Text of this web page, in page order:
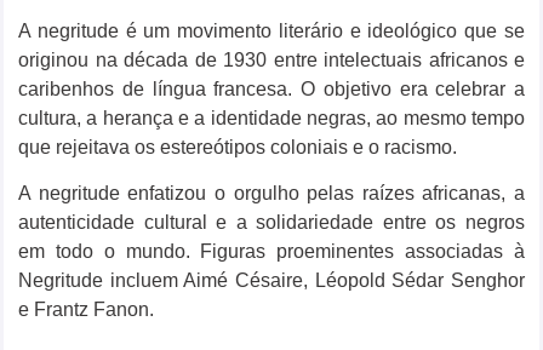
A negritude é um movimento literário e ideológico que se
originou na década de 1930 entre intelectuais africanos e
caribenhos de língua francesa. O objetivo era celebrar a
cultura, a herança e a identidade negras, ao mesmo tempo
que rejeitava os estereótipos coloniais e o racismo.
A negritude enfatizou o orgulho pelas raízes africanas, a
autenticidade cultural e a solidariedade entre os negros
em todo o mundo. Figuras proeminentes associadas à
Negritude incluem Aimé Césaire, Léopold Sédar Senghor
e Frantz Fanon.